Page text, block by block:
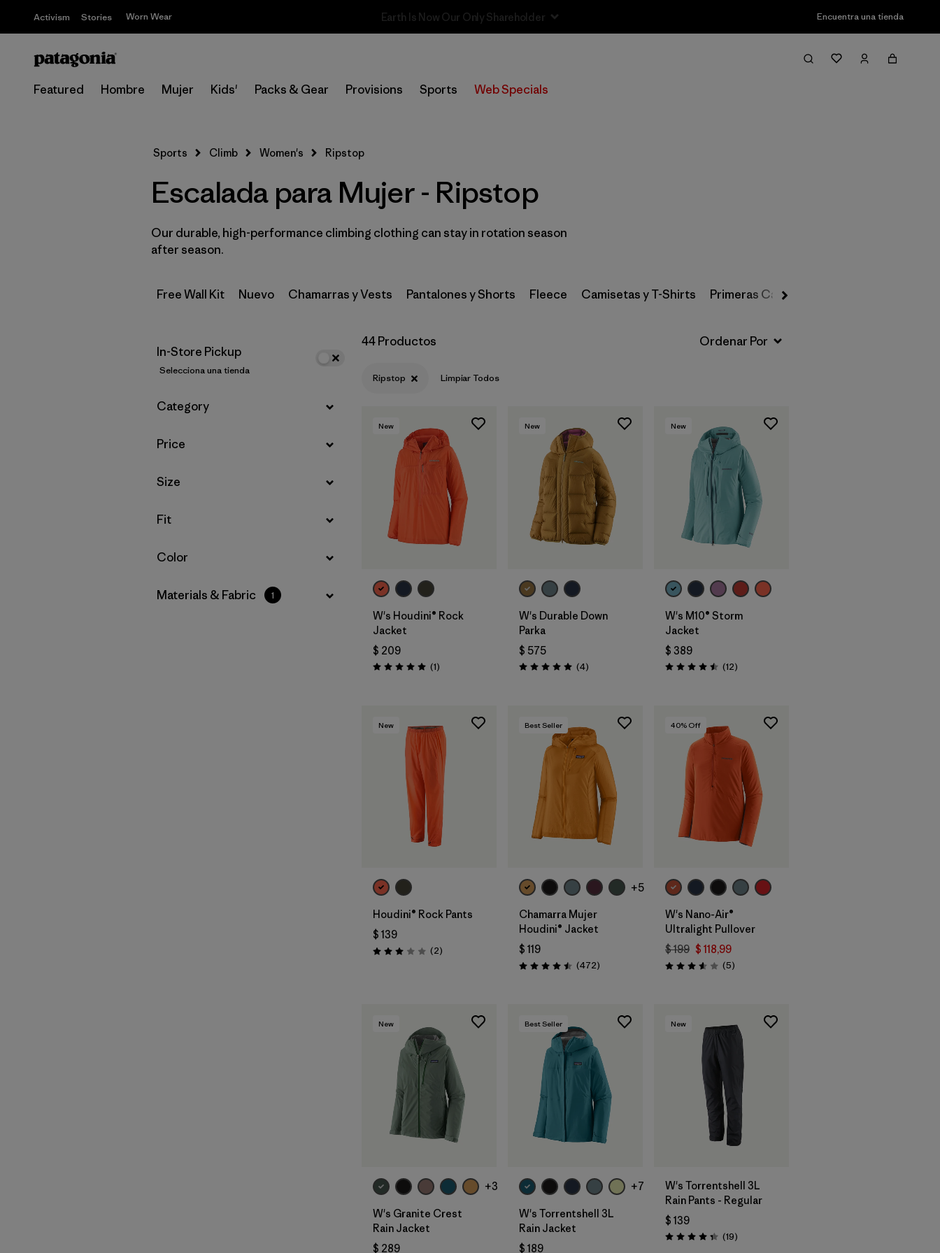
Activism Stories Worn Wear Sale — Up to 40% Off Past-Season Clothing & Gear Encuentra una tienda
Featured Hombre Mujer Kids' Packs & Gear Provisions Sports Web Specials
Filter & Sort
Selecciona una tienda
Filtrar por
Price
Filtrar por
Size
Filtrar por
Fit
Sports Climb Women's Ripstop
Escalada para Mujer - Ripstop
Our durable, high-performance climbing clothing can stay in rotation season
after season.
Free Wall Kit Nuevo Chamarras y Vests Pantalones y Shorts Fleece Camisetas y T-Shirts Primeras Capas, Calcetines y Ropa
In-Store Pickup
Selecciona una tienda
Filtrar por
Category
Filtrar por
Price
Filtrar por
Size
Filtrar por
Fit
Filtrar por
Color
Filtrar por
Materials & Fabric 1
44 Productos
Ripstop Limpiar Todos
New
W's Houdini® Rock
Jacket
$ 209
Valoración: 5.0 / 5
(1Comentarios
)
New
W's Durable Down
Parka
$ 575
Valoración: 5.0 / 5
(4Comentarios
)
New
W's M10® Storm
Jacket
$ 389
Valoración: 4.5 / 5
(12Comentarios
)
New
Houdini® Rock Pants
$ 139
Valoración: 3.0 / 5
(2Comentarios
)
Best Seller
+5
Chamarra Mujer
Houdini® Jacket
$ 119
Valoración: 4.5 / 5
(472Comentarios
)
40% Off
W's Nano-Air®
Ultralight Pullover
$ 199 $ 118,99
Valoración: 3.6 / 5
(5Comentarios
)
New
+3
W's Granite Crest
Rain Jacket
$ 289
Best Seller
+7
W's Torrentshell 3L
Rain Jacket
$ 189
New
W's Torrentshell 3L
Rain Pants - Regular
$ 139
Valoración: 4.4 / 5
(19Comentarios
)